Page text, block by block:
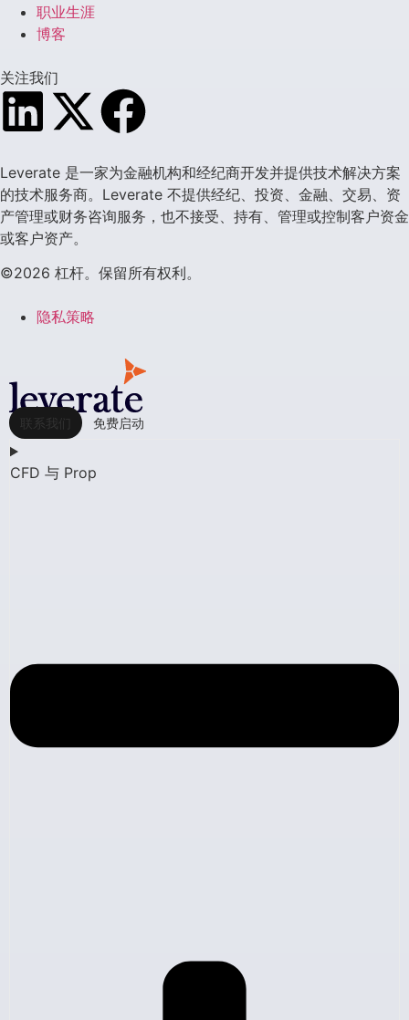
职业生涯
博客
关注我们
Leverate 是一家为金融机构和经纪商开发并提供技术解决方案
的技术服务商。Leverate 不提供经纪、投资、金融、交易、资
产管理或财务咨询服务，也不接受、持有、管理或控制客户资金
或客户资产。
©2026 杠杆。保留所有权利。
隐私策略
联系我们 免费启动
CFD 与 Prop